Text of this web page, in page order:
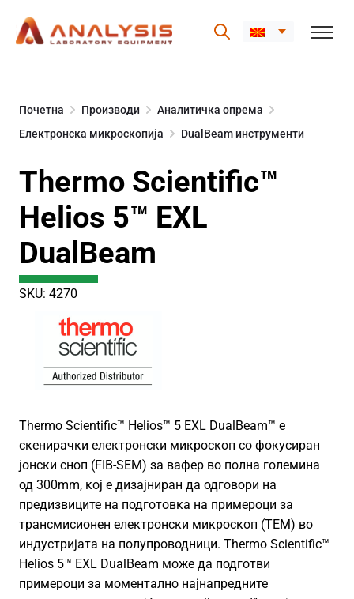
content
Почетна Производи
Аналитичка опрема
Електронска микроскопија
DualBeam инструменти
Thermo Scientific™
Helios 5™ EXL
DualBeam
SKU: 4270
Thermo Scientific™ Helios™ 5 EXL DualBeam™ е
скенирачки електронски микроскоп со фокусиран
јонски сноп (FIB-SEM) за вафер во полна големина
од 300mm, кој е дизајниран да одговори на
предизвиците на подготовка на примероци за
трансмисионен електронски микроскоп (TEM) во
индустријата на полупроводници. Thermo Scientific™
Helios 5™ EXL DualBeam може да подготви
примероци за моментално најнапредните